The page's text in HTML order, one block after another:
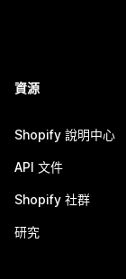
資源
Shopify 說明中心
API 文件
Shopify 社群
研究